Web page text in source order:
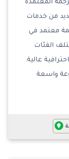
المعتمدة
من خدمات
معتمد في
الفئات
عالية.
واسعة